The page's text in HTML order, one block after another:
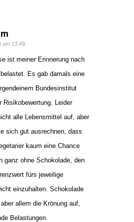
um 13:49
ist meiner Erinnerung nach
Es gab damals eine
Bundesinstitut
Risikobewertung. Leider
alle Lebensmittel auf, aber
sich gut ausrechnen, dass
kaum eine Chance
ganz ohne Schokolade, den
fürs jeweilige
einzuhalten. Schokolade
allem die Krönung auf,
Belastungen.